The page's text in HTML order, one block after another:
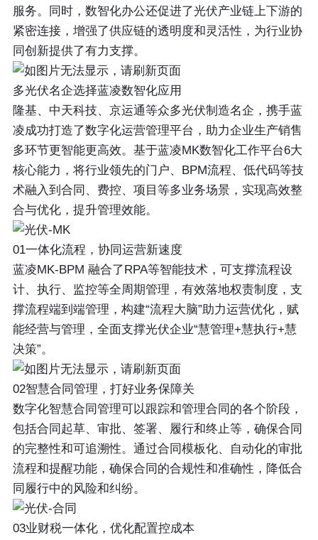
服务。同时，数智化办公还促进了光伏产业链上下游的
紧密连接，增强了供应链的透明度和灵活性，为行业协
同创新提供了有力支撑。
多光伏名企选择蓝凌数智化应用
隆基、中天科技、京运通等众多光伏制造名企，携手蓝
凌成功打造了数字化运营管理平台，助力企业生产销售
多环节更智能更高效。基于蓝凌MK数智化工作平台6大
核心能力，将行业领先的门户、BPM流程、低代码等技
术融入到合同、费控、项目等多业务场景，实现高效整
合与优化，提升管理效能。
01一体化流程，协同运营新速度
蓝凌MK-BPM 融合了RPA等智能技术，可支撑流程设
计、执行、监控等全周期管理，有效落地权责制度，支
撑流程端到端管理，构建“流程大脑”助力运营优化，赋
能经营与管理，全面支撑光伏企业“慧管理+慧执行+慧
决策”。
02智慧合同管理，打好业务保障关
数字化智慧合同管理可以跟踪和管理合同的各个阶段，
包括合同起草、审批、签署、履行和终止等，确保合同
的完整性和可追溯性。通过合同模板化、自动化的审批
流程和提醒功能，确保合同的合规性和准确性，降低合
同履行中的风险和纠纷。
03业财税一体化，优化配置控成本